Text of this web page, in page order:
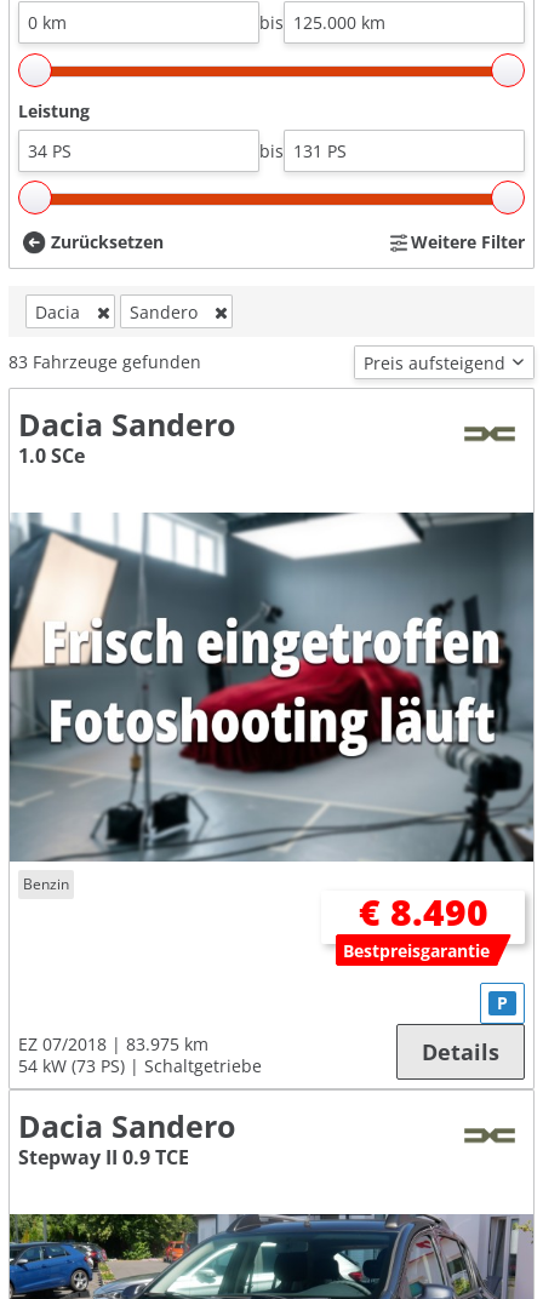
bis
Leistung
bis
Zurücksetzen Weitere Filter
Dacia Sandero
83 Fahrzeuge gefunden
Dacia Sandero
1.0 SCe
Benzin
€ 8.490
Bestpreisgarantie
EZ 07/2018
83.975 km
54 kW (73 PS)
Schaltgetriebe
P
Details
Dacia Sandero
Stepway II 0.9 TCE